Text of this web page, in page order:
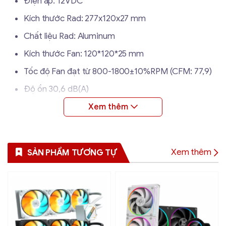
Kích thước Rad: 277x120x27 mm
Chất liệu Rad: Aluminum
Kích thước Fan: 120*120*25 mm
Tốc độ Fan đạt từ 800-1800±10%RPM (CFM: 77,9)
Độ ồn 30,6 dB(A)
Tốc độ Pumb: 2600±10% RPM (28 dB(A))
Thông số kĩ thuật
Thương hiệu Segotep
Hỗ trợ Socket
Intel: LGA 1700/2066/2011/1200/1151/1150/1155/1156
AMD: AM4
Điện áp 12VDC
SẢN PHẨM TƯƠNG TỰ Xem thêm